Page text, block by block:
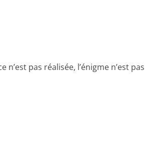
pas réalisée, l’énigme n’est pas